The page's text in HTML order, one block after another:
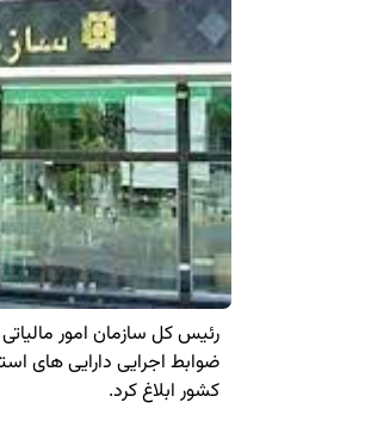
ضوابط اجرایی دارایی‏ های
کشور ابلاغ کرد.